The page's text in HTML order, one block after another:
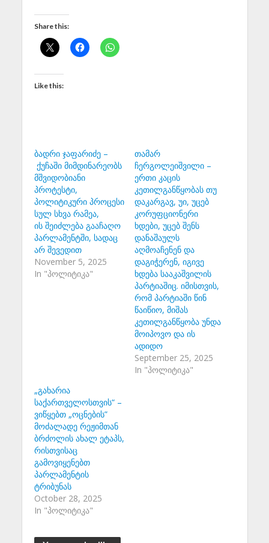
Share this:
Like this:
ბადრი ჯაფარიძე –
ქუჩაში მიმდინარეობს
მშვიდობიანი
პროტესტი,
პოლიტიკური პროცესი
სულ სხვა რამეა,
ის შეიძლება გააჩაღო
პარლამენტში, სადაც
არ შევედით
November 5, 2025
In "პოლიტიკა"
თამარ
ჩერგოლეიშვილი –
ერთი კაცის
კეთილგანწყობას თუ
დაკარგავ, უი, უცებ
კორუფციონერი
ხდები, უცებ შენს
დანაშაულს
აღმოაჩენენ და
დაგიჭერენ, იგივე
ხდება სააკაშვილის
პარტიაშიც. იმისთვის,
რომ პარტიაში წინ
წაიწიო, მიშას
კეთილგანწყობა უნდა
მოიპოვო და ის
ადიდო
September 25, 2025
In "პოლიტიკა"
„გახარია
საქართველოსთვის“ –
ვიწყებთ „ოცნების”
მოძალადე რეჟიმთან
ბრძოლის ახალ ეტაპს,
რისთვისაც
გამოვიყენებთ
პარლამენტის
ტრიბუნას
October 28, 2025
In "პოლიტიკა"